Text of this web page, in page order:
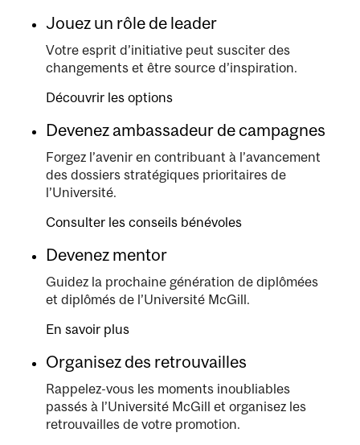
Jouez un rôle de leader
Votre esprit d’initiative peut susciter des
changements et être source d’inspiration.
Découvrir les options
Devenez ambassadeur de campagnes
Forgez l’avenir en contribuant à l’avancement
des dossiers stratégiques prioritaires de
l’Université.
Consulter les conseils bénévoles
Devenez mentor
Guidez la prochaine génération de diplômées
et diplômés de l’Université McGill.
En savoir plus
Organisez des retrouvailles
Rappelez-vous les moments inoubliables
passés à l’Université McGill et organisez les
retrouvailles de votre promotion.